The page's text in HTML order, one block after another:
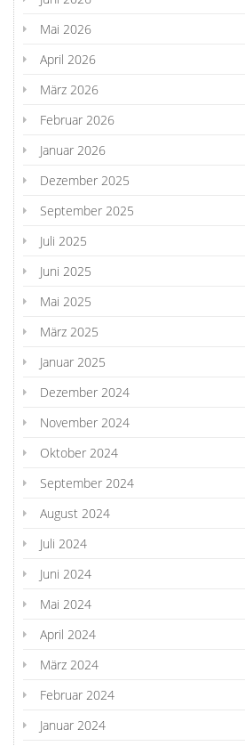
Mai 2026
April 2026
März 2026
Februar 2026
Januar 2026
Dezember 2025
September 2025
Juli 2025
Juni 2025
Mai 2025
März 2025
Januar 2025
Dezember 2024
November 2024
Oktober 2024
September 2024
August 2024
Juli 2024
Juni 2024
Mai 2024
April 2024
März 2024
Februar 2024
Januar 2024